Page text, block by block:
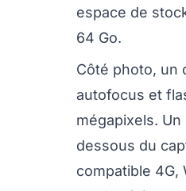
espace de
64 Go.
Côté photo, un
autofocus et
mégapixels.
dessous du
compatible 4G,